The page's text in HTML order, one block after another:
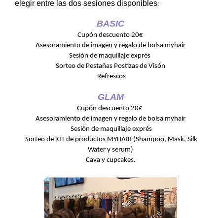
elegir entre las dos sesiones disponibles:
BASIC
Cupón descuento 20€
Asesoramiento de imagen y regalo de bolsa myhair
Sesión de maquillaje exprés
Sorteo de Pestañas Postizas de Visón
Refrescos
GLAM
Cupón descuento 20€
Asesoramiento de imagen y regalo de bolsa myhair
Sesión de maquillaje exprés
Sorteo de KIT de productos MYHAIR (Shampoo, Mask, Silk
Water y serum)
Cava y cupcakes.